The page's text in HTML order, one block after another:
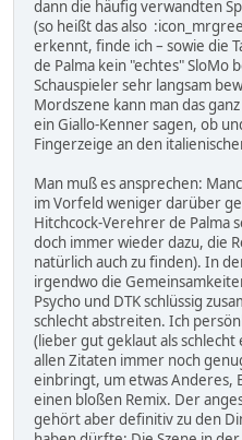
dann die häufig verwandten
(so heißt das also
erkennt, finde ich – sowie die
de Palma kein "echtes" SloMo
Schauspieler sehr langsam
Mordszene kann man das
ein Giallo-Kenner sagen, ob
Fingerzeige an den
Man muß es ansprechen:
im Vorfeld weniger darüber
Hitchcock-Verehrer de Palma
doch immer wieder dazu, die
natürlich auch zu finden). In
irgendwo die
Psycho und DTK schlüssig
schlecht abstreiten. Ich
(lieber gut geklaut als
allen Zitaten immer noch
einbringt, um etwas Anderes,
einen bloßen Remix. Der
gehört aber definitiv zu den